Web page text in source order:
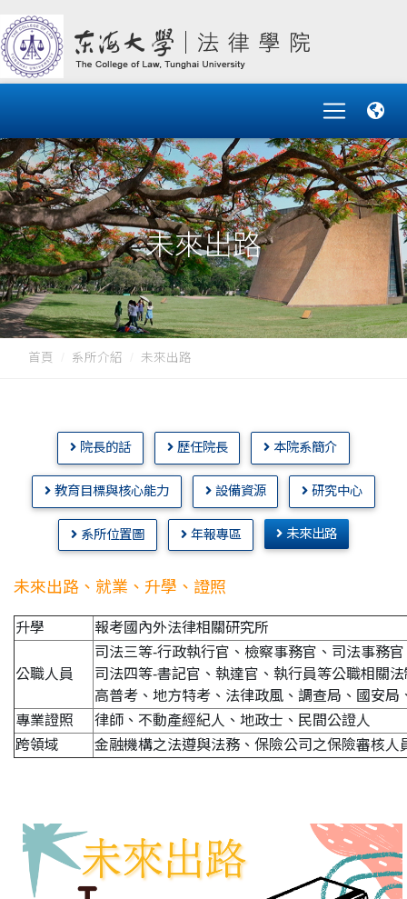
未來出路
首頁 系所介紹 未來出路
院長的話 歷任院長 本院系簡介
教育目標與核心能力 設備資源 研究中心
系所位置圖 年報專區 未來出路
未來出路、就業、升學、證照
升學 報考國內外法律相關研究所
公職人員
司法三等-行政執行官、檢察事務官、司法事務
司法四等-書記官、執達官、執行員等公職相關
高普考、地方特考、法律政風、調查局、國安局
專業證照
律師、不動產經紀人、地政士、民間公證人
跨領域
金融機構之法遵與法務、保險公司之保險審核人